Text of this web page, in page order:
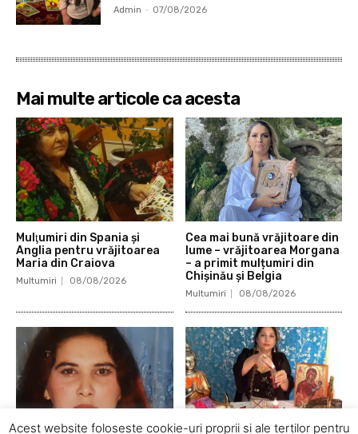
Admin - 07/08/2026
Mai multe articole ca acesta
Mulţumiri din Spania şi
Anglia pentru vrăjitoarea
Maria din Craiova
Multumiri 08/08/2026
Cea mai bună vrăjitoare din
lume – vrăjitoarea Morgana
– a primit mulțumiri din
Chișinău și Belgia
Multumiri 08/08/2026
Acest website foloseste cookie-uri proprii si ale tertilor pentru